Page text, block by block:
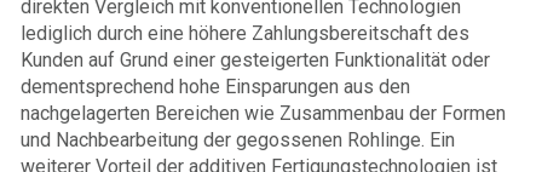
direkten Vergleich mit konventionellen Technologien
lediglich durch eine höhere Zahlungsbereitschaft des
Kunden auf Grund einer gesteigerten Funktionalität oder
dementsprechend hohe Einsparungen aus den
nachgelagerten Bereichen wie Zusammenbau der Formen
und Nachbearbeitung der gegossenen Rohlinge. Ein
weiterer Vorteil der additiven Fertigungstechnologien ist